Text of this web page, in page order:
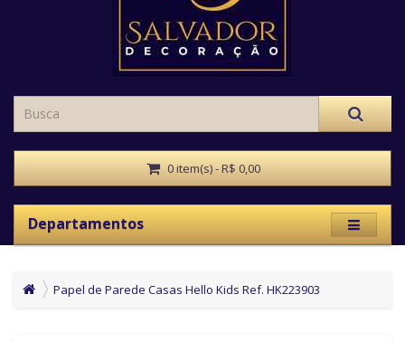
0 item(s) - R$ 0,00
Departamentos
Papel de Parede Casas Hello Kids Ref. HK223903